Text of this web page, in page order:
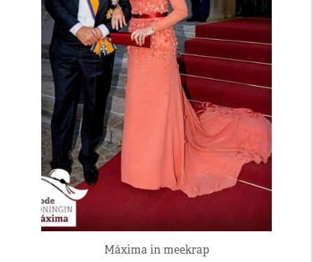
Máxima in meekrap